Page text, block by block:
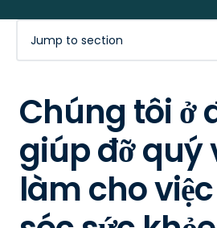
Jump to section
Chúng tôi ở
giúp đỡ quý
làm cho